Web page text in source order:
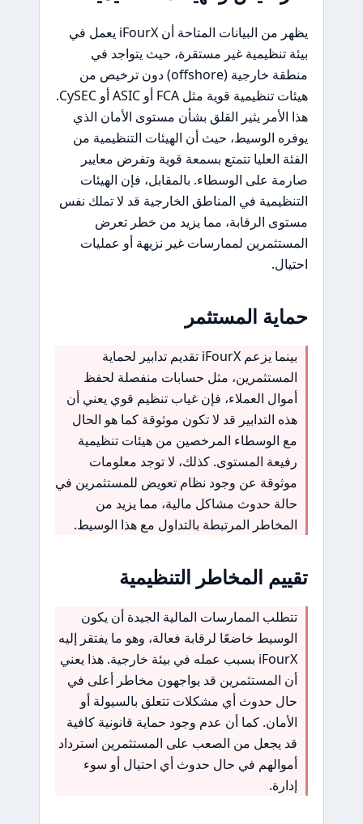
يظهر من البيانات المتاحة أن iFourX يعمل في
بيئة تنظيمية غير مستقرة، حيث يتواجد في
منطقة خارجية (offshore) دون ترخيص من
هيئات تنظيمية قوية مثل FCA أو ASIC أو CySEC.
هذا الأمر يثير القلق بشأن مستوى الأمان الذي
يوفره الوسيط، حيث أن الهيئات التنظيمية من
الفئة العليا تتمتع بسمعة قوية وتفرض معايير
صارمة على الوسطاء. بالمقابل، فإن الهيئات
التنظيمية في المناطق الخارجية قد لا تملك نفس
مستوى الرقابة، مما يزيد من خطر تعرض
المستثمرين لممارسات غير نزيهة أو عمليات
احتيال.
حماية المستثمر
بينما يزعم iFourX تقديم تدابير لحماية
المستثمرين، مثل حسابات منفصلة لحفظ
أموال العملاء، فإن غياب تنظيم قوي يعني أن
هذه التدابير قد لا تكون موثوقة كما هو الحال
مع الوسطاء المرخصين من هيئات تنظيمية
رفيعة المستوى. كذلك، لا توجد معلومات
موثوقة عن وجود نظام تعويض للمستثمرين في
حالة حدوث مشاكل مالية، مما يزيد من
المخاطر المرتبطة بالتداول مع هذا الوسيط.
تقييم المخاطر التنظيمية
تتطلب الممارسات المالية الجيدة أن يكون
الوسيط خاضعًا لرقابة فعالة، وهو ما يفتقر إليه
iFourX بسبب عمله في بيئة خارجية. هذا يعني
أن المستثمرين قد يواجهون مخاطر أعلى في
حال حدوث أي مشكلات تتعلق بالسيولة أو
الأمان. كما أن عدم وجود حماية قانونية كافية
قد يجعل من الصعب على المستثمرين استرداد
أموالهم في حال حدوث أي احتيال أو سوء
إدارة.